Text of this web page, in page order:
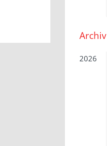
Archiv
2026